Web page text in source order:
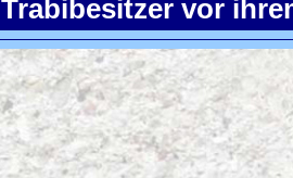
Trabibesitzer vor